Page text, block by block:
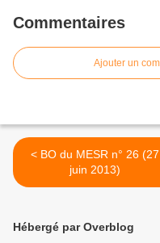
Commentaires
Ajouter un
< BO du MESR n° 26 (27
juin 2013)
Hébergé par Overblog